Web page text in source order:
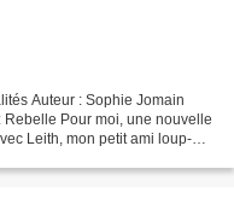
Auteur : Sophie Jomain
Rebelle Pour moi, une nouvelle
Leith, mon petit ami loup-